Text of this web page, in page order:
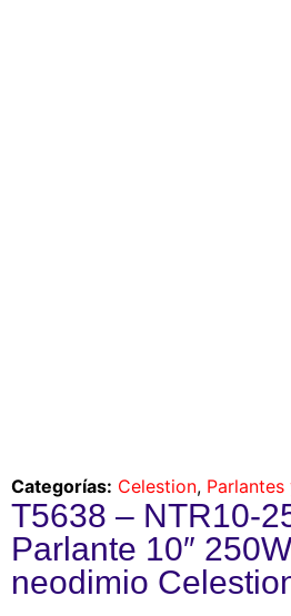
Categorías: Celestion,
T5638 – NTR10-
Parlante 10″
neodimio